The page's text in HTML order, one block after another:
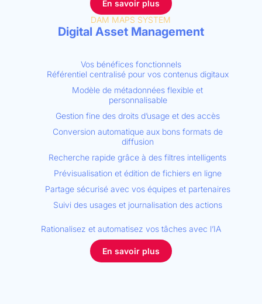
En savoir plus
DAM MAPS SYSTEM
Digital Asset Management
Vos bénéfices fonctionnels
Référentiel centralisé pour vos contenus digitaux
Modèle de métadonnées flexible et
personnalisable
Gestion fine des droits d’usage et des accès
Conversion automatique aux bons formats de
diffusion
Recherche rapide grâce à des filtres intelligents
Prévisualisation et édition de fichiers en ligne
Partage sécurisé avec vos équipes et partenaires
Suivi des usages et journalisation des actions
Rationalisez et automatisez vos tâches avec l’IA
En savoir plus